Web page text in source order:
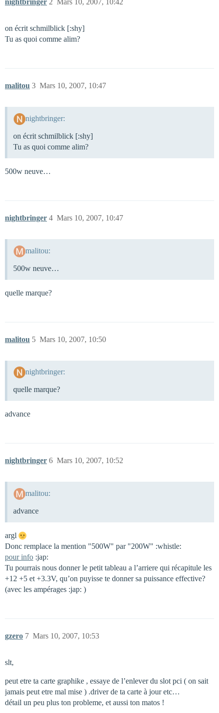
nightbringer Mars 10, 2007, 10:42
2
on écrit schmilblick [:shy]
Tu as quoi comme alim?
malitou Mars 10, 2007, 10:47
3
nightbringer:
on écrit schmilblick [:shy]
Tu as quoi comme alim?
500w neuve…
nightbringer Mars 10, 2007, 10:47
4
malitou:
500w neuve…
quelle marque?
malitou Mars 10, 2007, 10:50
5
nightbringer:
quelle marque?
advance
nightbringer Mars 10, 2007, 10:52
6
malitou:
advance
argl
Donc remplace la mention "500W" par "200W" :whistle:
pour info :jap:
Tu pourrais nous donner le petit tableau a l’arriere qui récapitule les
+12 +5 et +3.3V, qu’on puyisse te donner sa puissance effective?
(avec les ampérages :jap: )
gzero Mars 10, 2007, 10:53
7
slt,
peut etre ta carte graphike , essaye de l’enlever du slot pci ( on sait
jamais peut etre mal mise ) .driver de ta carte à jour etc…
détail un peu plus ton probleme, et aussi ton matos !